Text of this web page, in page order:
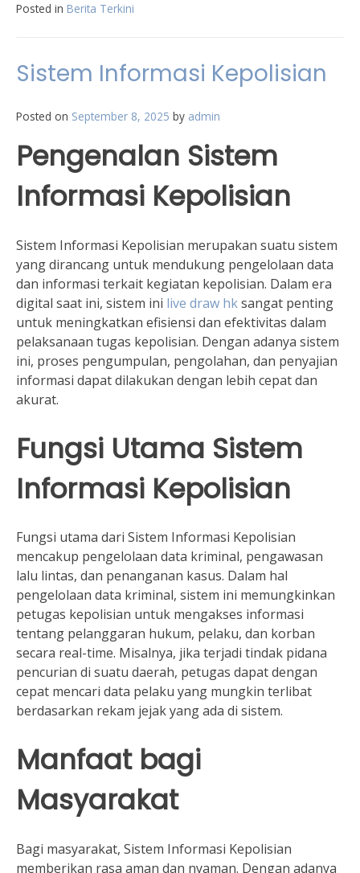
Posted in Berita Terkini
Sistem Informasi Kepolisian
Posted on September 8, 2025 by admin
Pengenalan Sistem
Informasi Kepolisian
Sistem Informasi Kepolisian merupakan suatu sistem
yang dirancang untuk mendukung pengelolaan data
dan informasi terkait kegiatan kepolisian. Dalam era
digital saat ini, sistem ini live draw hksangat penting
untuk meningkatkan efisiensi dan efektivitas dalam
pelaksanaan tugas kepolisian. Dengan adanya sistem
ini, proses pengumpulan, pengolahan, dan penyajian
informasi dapat dilakukan dengan lebih cepat dan
akurat.
Fungsi Utama Sistem
Informasi Kepolisian
Fungsi utama dari Sistem Informasi Kepolisian
mencakup pengelolaan data kriminal, pengawasan
lalu lintas, dan penanganan kasus. Dalam hal
pengelolaan data kriminal, sistem ini memungkinkan
petugas kepolisian untuk mengakses informasi
tentang pelanggaran hukum, pelaku, dan korban
secara real-time. Misalnya, jika terjadi tindak pidana
pencurian di suatu daerah, petugas dapat dengan
cepat mencari data pelaku yang mungkin terlibat
berdasarkan rekam jejak yang ada di sistem.
Manfaat bagi
Masyarakat
Bagi masyarakat, Sistem Informasi Kepolisian
memberikan rasa aman dan nyaman. Dengan adanya